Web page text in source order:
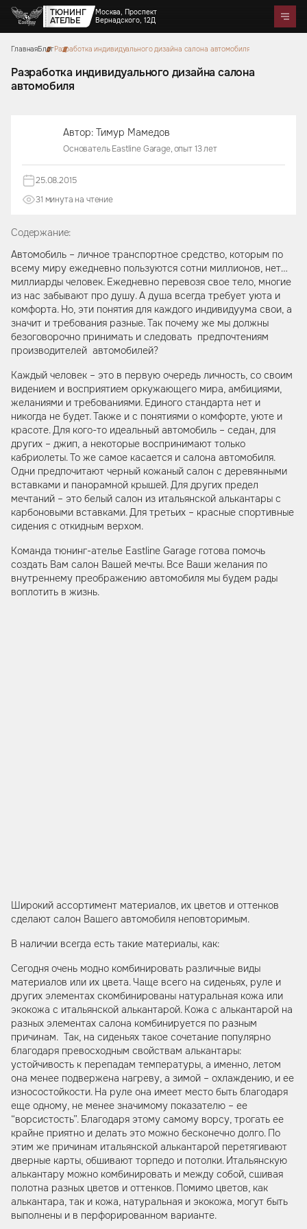
ТЮНИНГ
АТЕЛЬЕ
Москва, Проспект
Вернадского, 12Д
Telegram WhatsApp Max
Портфолио
Цены
О нас
Звездное небо
Тюнинг руля Шумоизоляция
Ремонт автомобильных салонов
Ремонт кузова и покраска Дизайн проект
Аксессуары
алькантары
спинок сидений для детей
ГлавнаяБлогРазработка индивидуального дизайна салона автомобиля
Разработка индивидуального дизайна салона
автомобиля
Автор: Тимур Мамедов
Основатель Eastline Garage, опыт 13 лет
25.08.2015
31 минутa на чтение
Содержание:
Автомобиль – личное транспортное средство, которым по
всему миру ежедневно пользуются сотни миллионов, нет…
миллиарды человек. Ежедневно перевозя свое тело, многие
из нас забывают про душу. А душа всегда требует уюта и
комфорта. Но, эти понятия для каждого индивидуума свои, а
значит и требования разные. Так почему же мы должны
безоговорочно принимать и следовать предпочтениям
производителей автомобилей?
Каждый человек – это в первую очередь личность, со своим
видением и восприятием оркужающего мира, амбициями,
желаниями и требованиями. Единого стандарта нет и
никогда не будет. Также и с понятиями о комфорте, уюте и
красоте. Для кого-то идеальный автомобиль – седан, для
других – джип, а некоторые воспринимают только
кабриолеты. То же самое касается и салона автомобиля.
Одни предпочитают черный кожаный салон с деревянными
вставками и панорамной крышей. Для других предел
мечтаний – это белый салон из итальянской алькантары с
карбоновыми вставками. Для третьих – красные спортивные
сидения с откидным верхом.
Команда тюнинг-ателье Eastline Garage готова помочь
создать Вам салон Вашей мечты. Все Ваши желания по
внутреннему преображению автомобиля мы будем рады
воплотить в жизнь.
Широкий ассортимент материалов, их цветов и оттенков
сделают салон Вашего автомобиля неповторимым.
В наличии всегда есть такие материалы, как:
Сегодня очень модно комбинировать различные виды
материалов или их цвета. Чаще всего на сиденьях, руле и
других элементах скомбинированы натуральная кожа или
экокожа с итальянской алькантарой. Кожа с алькантарой на
разных элементах салона комбинируется по разным
причинам. Так, на сиденьях такое сочетание популярно
благодаря превосходным свойствам алькантары:
устойчивость к перепадам температуры, а именно, летом
она менее подвержена нагреву, а зимой – охлаждению, и ее
износостойкости. На руле она имеет место быть благодаря
еще одному, не менее значимому показателю – ее
“ворсистость”. Благодаря этому самому ворсу, трогать ее
крайне приятно и делать это можно бесконечно долго. По
этим же причинам итальянской алькантарой перетягивают
дверные карты, обшивают торпедо и потолки. Итальянскую
алькантару можно комбинировать и между собой, сшивая
полотна разных цветов и оттенков. Помимо цветов, как
алькантара, так и кожа, натуральная и экокожа, могут быть
выполнены и в перфорированном варианте.